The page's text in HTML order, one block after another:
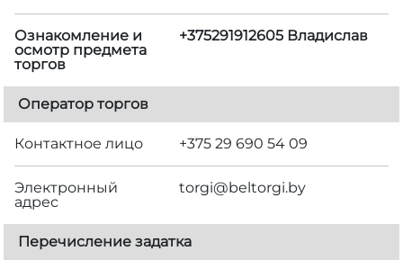
Ознакомление и
осмотр предмета
торгов
+375291912605 Владислав
Оператор торгов
Контактное лицо +375 29 690 54 09
Электронный
адрес
torgi@beltorgi.by
Перечисление задатка